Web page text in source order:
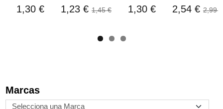
Marcas
1,30 €
1,23 € 1,45 €
1,30 €
2,54 € 2,99 €